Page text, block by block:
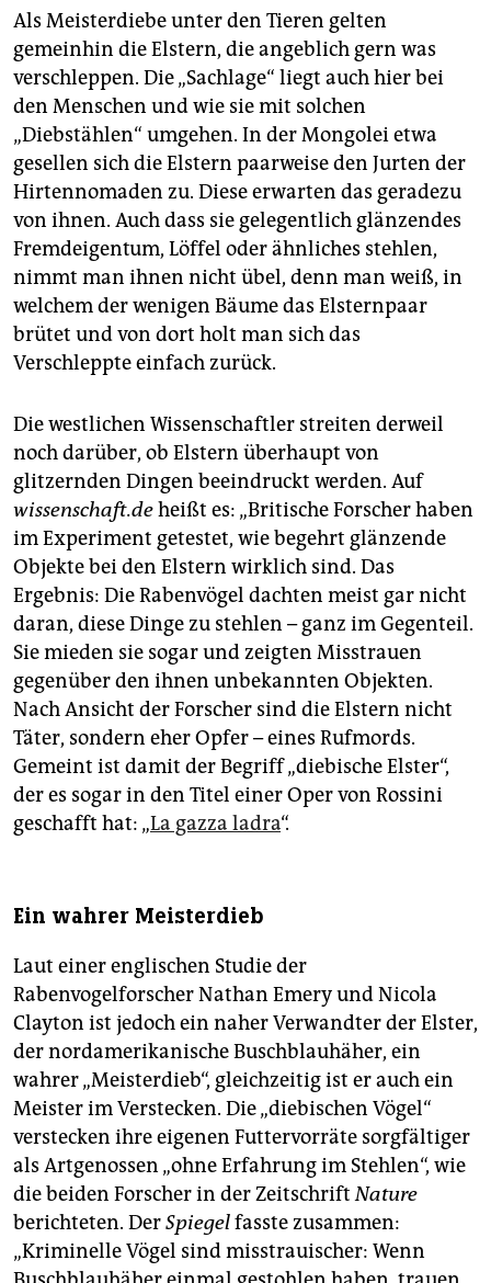
Als Meisterdiebe unter den Tieren gelten
gemeinhin die Elstern, die angeblich gern was
verschleppen. Die „Sachlage“ liegt auch hier bei
den Menschen und wie sie mit solchen
„Diebstählen“ umgehen. In der Mongolei etwa
gesellen sich die Elstern paarweise den Jurten der
Hirtennomaden zu. Diese erwarten das geradezu
von ihnen. Auch dass sie gelegentlich glänzendes
Fremdeigentum, Löffel oder ähnliches stehlen,
nimmt man ihnen nicht übel, denn man weiß, in
welchem der wenigen Bäume das Elsternpaar
brütet und von dort holt man sich das
Verschleppte einfach zurück.
Die westlichen Wissenschaftler streiten derweil
noch darüber, ob Elstern überhaupt von
glitzernden Dingen beeindruckt werden. Auf
wissenschaft.deheißt es: „Britische Forscher haben
im Experiment getestet, wie begehrt glänzende
Objekte bei den Elstern wirklich sind. Das
Ergebnis: Die Rabenvögel dachten meist gar nicht
daran, diese Dinge zu stehlen – ganz im Gegenteil.
Sie mieden sie sogar und zeigten Misstrauen
gegenüber den ihnen unbekannten Objekten.
Nach Ansicht der Forscher sind die Elstern nicht
Täter, sondern eher Opfer – eines Rufmords.
Gemeint ist damit der Begriff „diebische Elster“,
der es sogar in den Titel einer Oper von Rossini
geschafft hat: „La gazza ladra“.
Ein wahrer Meisterdieb
Laut einer englischen Studie der
Rabenvogelforscher Nathan Emery und Nicola
Clayton ist jedoch ein naher Verwandter der Elster,
der nordamerikanische Buschblauhäher, ein
wahrer „Meisterdieb“, gleichzeitig ist er auch ein
Meister im Verstecken. Die „diebischen Vögel“
verstecken ihre eigenen Futtervorräte sorgfältiger
als Artgenossen „ohne Erfahrung im Stehlen“, wie
die beiden Forscher in der ZeitschriftNature
berichteten. DerSpiegelfasste zusammen:
„Kriminelle Vögel sind misstrauischer: Wenn